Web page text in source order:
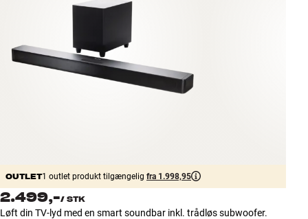
NYHEDER
Kundeservice
Byg med Lyd
OUTLET1 outlet produkt tilgængelig fra 1.998,95
2.499,-/ STK
Løft din TV-lyd med en smart soundbar inkl. trådløs subwoofer.